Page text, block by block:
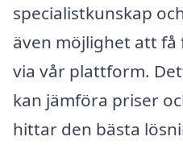
specialistkunskap
även möjlighet att
via vår plattform.
kan jämföra priser
hittar den bästa